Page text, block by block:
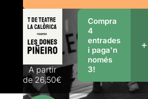
A partir
de 26,50€
Compra
4
entrades
i paga'n
només
3!